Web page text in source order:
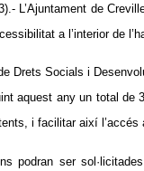
L’Ajuntament de
a l’interior de
Drets Socials i
aquest any un total de
i facilitar així
podran ser